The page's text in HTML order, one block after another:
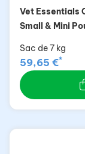
Vet Essentials
Small & Mini
Sac de 7 kg
59,65 €*